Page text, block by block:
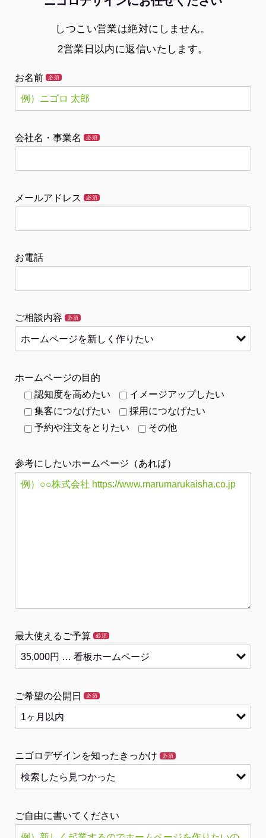
しつこい営業は絶対にしません。
2営業日以内に返信いたします。
お名前 必須
会社名・事業名 必須
メールアドレス 必須
お電話
ご相談内容 必須
ホームページの目的
認知度を高めたい
イメージアップしたい
集客につなげたい
採用につなげたい
予約や注文をとりたい
その他
参考にしたいホームページ（あれば）
最大使えるご予算 必須
ご希望の公開日 必須
ニゴロデザインを知ったきっかけ 必須
ご自由に書いてください